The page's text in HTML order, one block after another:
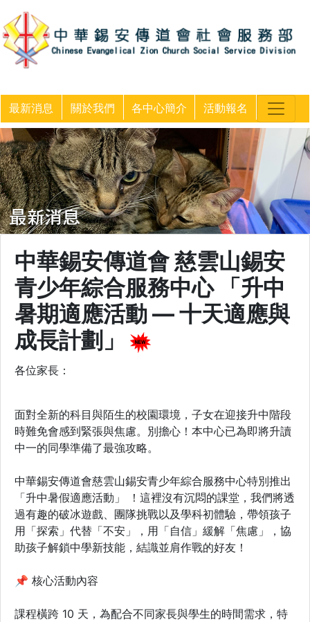
最新消息 關於我們 各中心簡介 活動報名
中華錫安傳道會 慈雲山錫安
青少年綜合服務中心 「升中
暑期適應活動 — 十天適應與
成長計劃」
各位家長：
面對全新的科目與陌生的校園環境，子女在迎接升中階段
時難免會感到緊張與焦慮。別擔心！本中心已為即將升讀
中一的同學準備了最強攻略。
中華錫安傳道會慈雲山錫安青少年綜合服務中心特別推出
「升中暑假適應活動」 ！這裡沒有沉悶的課堂，我們將透
過有趣的破冰遊戲、團隊挑戰以及學科初體驗，帶領孩子
用「探索」代替「不安」，用「自信」緩解「焦慮」，協
助孩子解鎖中學新技能，結識並肩作戰的好友！
📌 核心活動內容
課程橫跨 10 天，為配合不同家長與學生的時間需求，特